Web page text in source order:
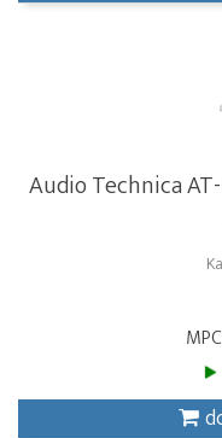
Audio Technica
MPC